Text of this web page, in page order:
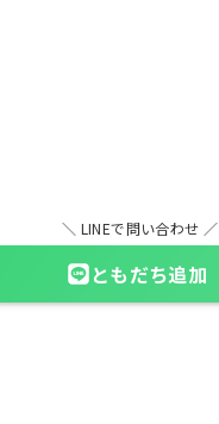
＼ LINEで問い合わせ ／
ともだち追加